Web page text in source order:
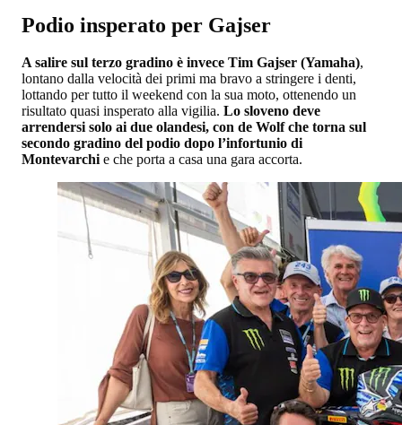
Podio insperato per Gajser
A salire sul terzo gradino è invece Tim Gajser (Yamaha),
lontano dalla velocità dei primi ma bravo a stringere i denti,
lottando per tutto il weekend con la sua moto, ottenendo un
risultato quasi insperato alla vigilia. Lo sloveno deve
arrendersi solo ai due olandesi, con de Wolf che torna sul
secondo gradino del podio dopo l’infortunio di
Montevarchie che porta a casa una gara accorta.